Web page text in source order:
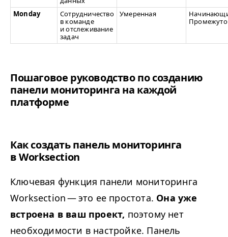
Mon­day
Сотрудничество
в команде
и отслеживание
задач
Умеренная
Пошаговое руководство по созданию
панели мониторинга на каждой
платформе
Как создать панель мониторинга
в Worksection
Ключевая функция панели мониторинга
Work­sec­tion — это ее простота. Она уже
встроена в ваш проект, поэтому нет
необходимости в настройке. Панель